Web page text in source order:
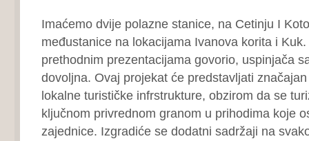
Imaćemo dvije polazne stanice, na Cetinju I
međustanice na lokacijama Ivanova korita i
prethodnim prezentacijama govorio, uspinjača
dovoljna. Ovaj projekat će predstavljati
lokalne turističke infrstrukture, obzirom da se
ključnom privrednom granom u prihodima koje
zajednice. Izgradiće se dodatni sadržaji na